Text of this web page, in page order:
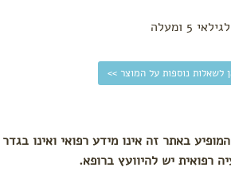
5 ומעלה
לשאלות נוספות על המוצר >>
באתר זה אינו מידע רפואי ואינו
רפואית יש להיוועץ ברופא.